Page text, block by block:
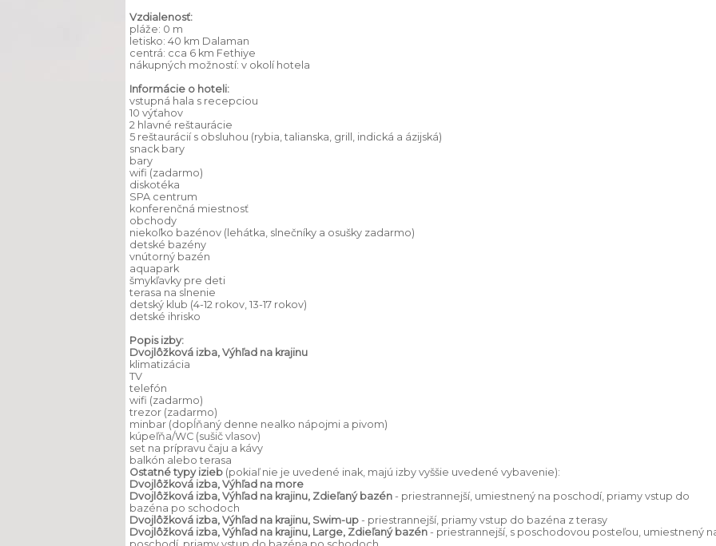
Vzdialenosť:
pláže: 0 m
letisko: 40 km Dalaman
centrá: cca 6 km Fethiye
nákupných možností: v okolí hotela
Informácie o hoteli:
vstupná hala s recepciou
10 výťahov
2 hlavné reštaurácie
5 reštaurácií s obsluhou (rybia, talianska, grill, indická a ázijská)
snack bary
bary
wifi (zadarmo)
diskotéka
SPA centrum
konferenčná miestnosť
obchody
niekoľko bazénov (lehátka, slnečníky a osušky zadarmo)
detské bazény
vnútorný bazén
aquapark
šmykľavky pre deti
terasa na slnenie
detský klub (4-12 rokov, 13-17 rokov)
detské ihrisko
Popis izby:
Dvojlôžková izba, Výhľad na krajinu
klimatizácia
TV
telefón
wifi (zadarmo)
trezor (zadarmo)
minbar (dopĺňaný denne nealko nápojmi a pivom)
kúpeľňa/WC (sušič vlasov)
set na prípravu čaju a kávy
balkón alebo terasa
Ostatné typy izieb (pokiaľ nie je uvedené inak, majú izby vyššie uvedené vybavenie):
Dvojlôžková izba, Výhľad na more
Dvojlôžková izba, Výhľad na krajinu, Zdieľaný bazén - priestrannejší, umiestnený na poschodí, priamy vstup do
bazéna po schodoch
Dvojlôžková izba, Výhľad na krajinu, Swim-up - priestrannejší, priamy vstup do bazéna z terasy
Dvojlôžková izba, Výhľad na krajinu, Large, Zdieľaný bazén - priestrannejší, s poschodovou posteľou, umiestnený